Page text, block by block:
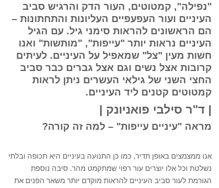
"נפילה", קמטוטים, העור הדק והרגיש סביב
העיניים ועור העפעפיים העליונות והתחתונות –
הם הראשונים להראות סימני גיל. עם הגיל
העיניים נראות יותר "עייפות", "מותשות" ואנו
חשות מעין "צל" שמאפיל על העיניים. לעיתים
קרובות אצל נשים וגם אצל גברים כבר סביב
החצי השני של גילאי העשרים ניתן לראות
קמטוטים קטנים ליד העיניים.
| ד"ר סילבי פואניונק |
מראה "עיניים עייפות" – למה זה קורה?
אנו ממצמצים באופן תדיר, כמו כן התנועה בעיניים היא תכופה ובלתי
נשלטת וכל אלו יוצרים עור רפוי שמתקמט מהר. סיבה נוספת
הגורמת לעור סביב העיניים להראות מוקדם יותר משאר הפנים את